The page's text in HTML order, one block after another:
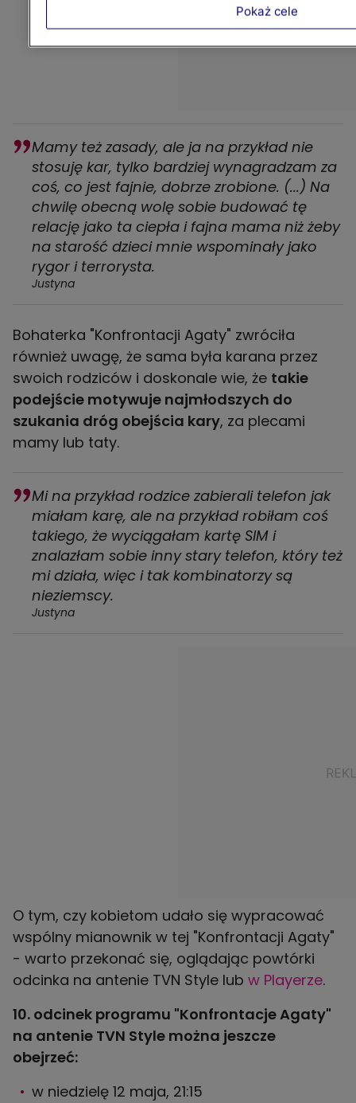
Mamy też zasady, ale ja na przykład nie
stosuję kar, tylko bardziej wynagradzam za
coś, co jest fajnie, dobrze zrobione. (...) Na
chwilę obecną wolę sobie budować tę
relację jako ta ciepła i fajna mama niż żeby
na starość dzieci mnie wspominały jako
rygor i terrorysta.
Justyna
Bohaterka "Konfrontacji Agaty" zwróciła
również uwagę, że sama była karana przez
swoich rodziców i doskonale wie, że takie
podejście motywuje najmłodszych do
szukania dróg obejścia kary, za plecami
mamy lub taty.
Mi na przykład rodzice zabierali telefon jak
miałam karę, ale na przykład robiłam coś
takiego, że wyciągałam kartę SIM i
znalazłam sobie inny stary telefon, który też
mi działa, więc i tak kombinatorzy są
nieziemscy.
Justyna
O tym, czy kobietom udało się wypracować
wspólny mianownik w tej "Konfrontacji Agaty"
- warto przekonać się, oglądając powtórki
odcinka na antenie TVN Style lub w Playerze.
10. odcinek programu "Konfrontacje Agaty"
na antenie TVN Style można jeszcze
obejrzeć:
w niedzielę 12 maja, 21:15
Pokaż cele